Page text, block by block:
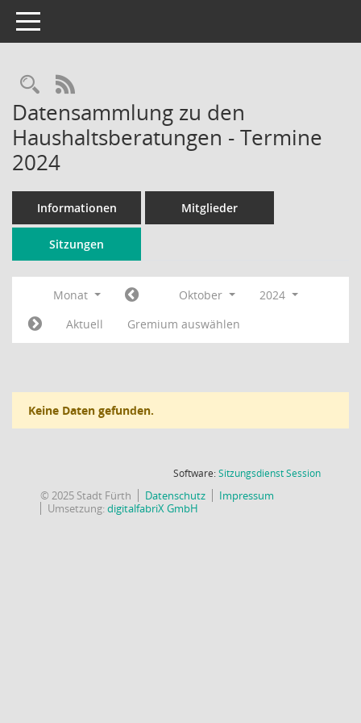
Toggle navigation
Rechercheauswahl
RSS-Feed
Datensammlung zu den
Haushaltsberatungen - Termine
2024
Informationen Mitglieder
Sitzungen
Monat Oktober
2024
Aktuell
Gremium auswählen
Keine Daten gefunden.
Software:SitzungsdienstSession(Wird in
© 2025 Stadt Fürth Datenschutz
Impressum
Umsetzung:digitalfabriX GmbH